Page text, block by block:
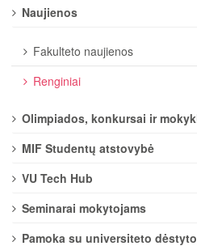
Naujienos
Fakulteto naujienos
Renginiai
Olimpiados, konkursai ir
MIF Studentų atstovybė
VU Tech Hub
Seminarai mokytojams
Pamoka su universiteto